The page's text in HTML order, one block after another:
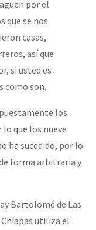
por el
que se nos
casas,
así que
si usted es
como son.
los
que los nueve
ha sucedido, por lo
forma arbitraria y
Bartolomé de Las
Chiapas utiliza el